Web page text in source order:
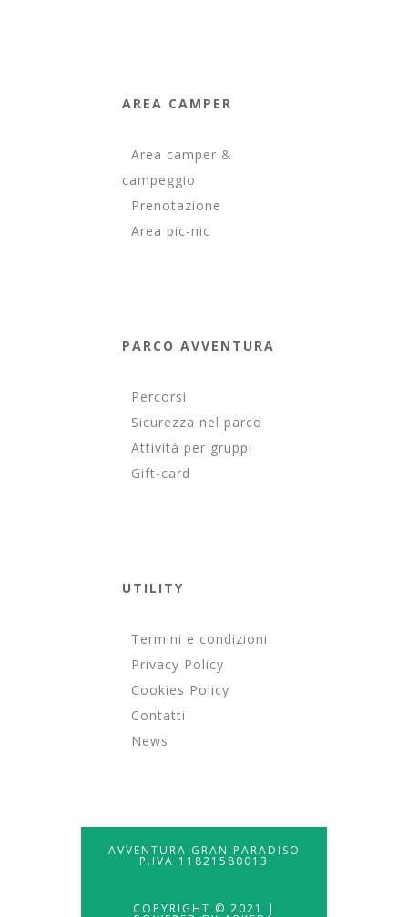
AREA CAMPER
Area camper &
campeggio
Prenotazione
Area pic-nic
PARCO AVVENTURA
Percorsi
Sicurezza nel parco
Attività per gruppi
Gift-card
UTILITY
Termini e condizioni
Privacy Policy
Cookies Policy
Contatti
News
AVVENTURA GRAN PARADISO
P.IVA 11821580013
COPYRIGHT © 2021 |